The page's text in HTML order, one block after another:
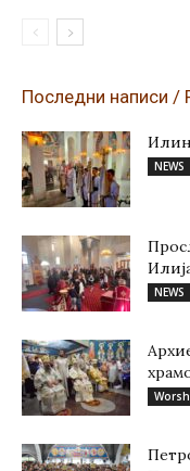
Последни написи /
NEWS
NEWS